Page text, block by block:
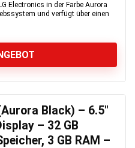
Electronics in der Farbe Aurora
und verfügt über einen
Black) – 6.5″
– 32 GB
3 GB RAM –